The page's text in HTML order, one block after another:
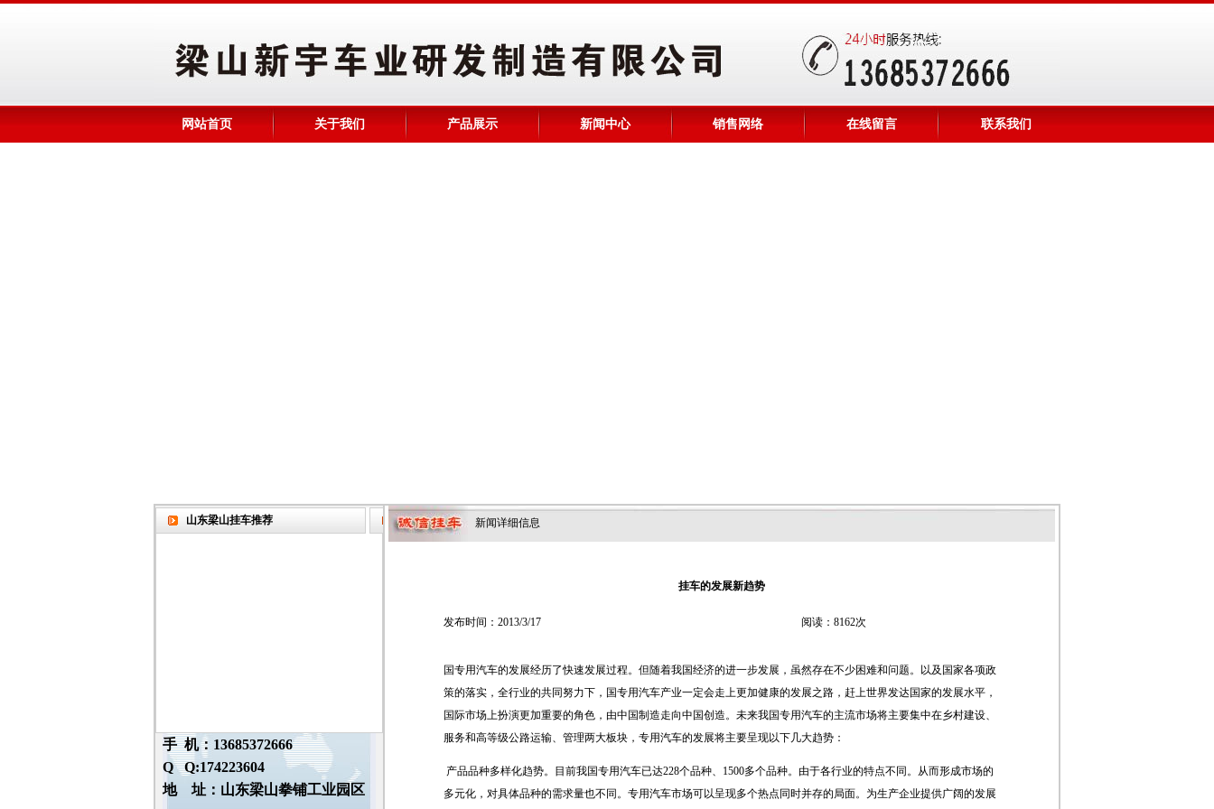
网站首页 关于我们 产品展示 新闻中心 销售网络 在线留言 联系我们
山东梁山挂车推荐
手 机：13685372666
Q Q:174223604
地 址：山东梁山拳铺工业园区
新闻详细信息
挂车的发展新趋势
发布时间：2013/3/17 阅读：8162次
国专用汽车的发展经历了快速发展过程。但随着我国经济的进一步发展，虽然存在不少困难和问题。以及国家各项政
策的落实，全行业的共同努力下，国专用汽车产业一定会走上更加健康的发展之路，赶上世界发达国家的发展水平，
国际市场上扮演更加重要的角色，由中国制造走向中国创造。未来我国专用汽车的主流市场将主要集中在乡村建设、
服务和高等级公路运输、管理两大板块，专用汽车的发展将主要呈现以下几大趋势：
产品品种多样化趋势。目前我国专用汽车已达228个品种、 1500多个品种。由于各行业的特点不同。从而形成市场的
多元化，对具体品种的需求量也不同。专用汽车市场可以呈现多个热点同时并存的局面。为生产企业提供广阔的发展